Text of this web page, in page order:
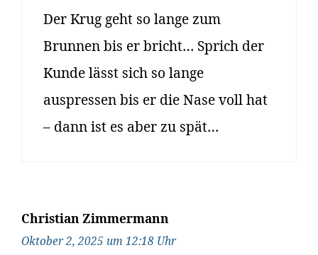
Der Krug geht so lange zum
Brunnen bis er bricht… Sprich der
Kunde lässt sich so lange
auspressen bis er die Nase voll hat
– dann ist es aber zu spät…
Christian Zimmermann
Oktober 2, 2025 um 12:18 Uhr